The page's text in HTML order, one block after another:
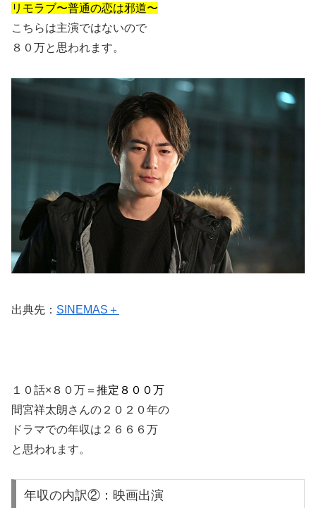
リモラブ〜普通の恋は邪道〜
こちらは主演ではないので
８０万と思われます。
出典先： SINEMAS＋
１０話×８０万＝ 推定８００万
間宮祥太朗さんの２０２０年の
ドラマでの年収は２６６６万
と思われます。
年収の内訳②：映画出演